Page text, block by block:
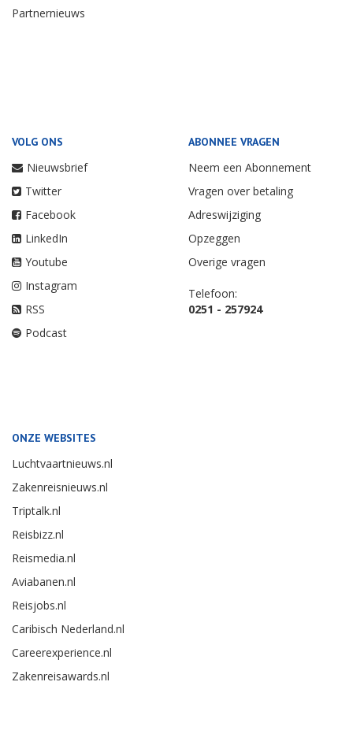
Partnernieuws
VOLG ONS
Nieuwsbrief
Twitter
Facebook
LinkedIn
Youtube
Instagram
RSS
Podcast
ABONNEE VRAGEN
Neem een Abonnement
Vragen over betaling
Adreswijziging
Opzeggen
Overige vragen
Telefoon:
0251 - 257924
ONZE WEBSITES
Luchtvaartnieuws.nl
Zakenreisnieuws.nl
Triptalk.nl
Reisbizz.nl
Reismedia.nl
Aviabanen.nl
Reisjobs.nl
Caribisch Nederland.nl
Careerexperience.nl
Zakenreisawards.nl